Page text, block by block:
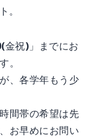
。
金祝)」までにお
。
、各学年もう少
間帯の希望は先
お早めにお問い